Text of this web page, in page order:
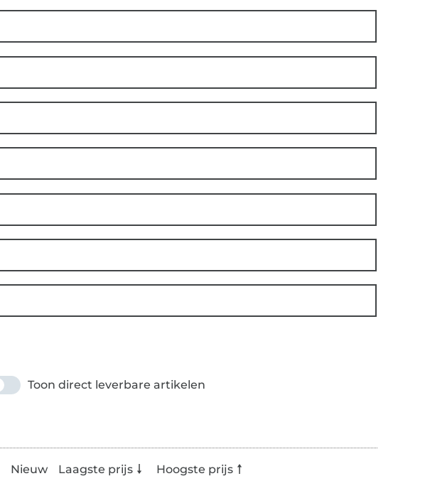
Toon direct leverbare artikelen
Nieuw Laagste prijs Hoogste prijs